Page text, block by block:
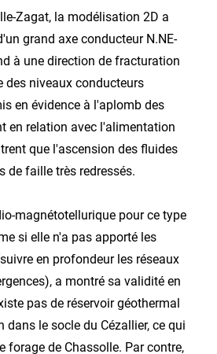
Zagat, la modélisation 2D a
grand axe conducteur N.NE-
à une direction de fracturation
des niveaux conducteurs
en évidence à l'aplomb des
en relation avec l'alimentation
que l'ascension des fluides
de faille très redressés.
magnétotellurique pour ce type
si elle n'a pas apporté les
en profondeur les réseaux
a montré sa validité en
pas de réservoir géothermal
dans le socle du Cézallier, ce qui
forage de Chassolle. Par contre,